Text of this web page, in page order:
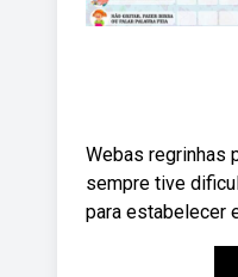
Webas regrinhas
sempre tive
para estabelecer